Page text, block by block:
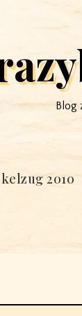
Blog
2010